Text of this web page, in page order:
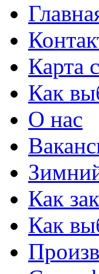
Карта
Как
О нас
Как
Как